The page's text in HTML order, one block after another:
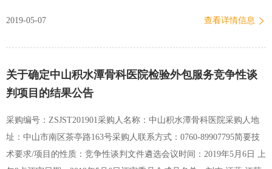
体。3、供应商不得为列入失信被执行人、重大税收违法案件当事人名
停业、投标资格被取消、财产被接管冻结破产状态。4、必须由法定代
表人或授权委托代理人参加招标。六、其他1、有兴趣的单位可到我部
门取得进一步的信息和查阅文件。2、可从2019年5月7日起至2019年5
月13日每天8:30—11：00, 13：30—16：00（工作日，北京时间）在北
京积水潭医院新街口院区资产管理处登记索取招标文件。领取地点：
北京市西城区新街口东街31号，北京积水潭医院中楼地下…
2019-05-07 查看详情信息
关于确定中山积水潭骨科医院检验外包服务竞争性谈
判项目的结果公告
采购编号：ZSJST201901采购人名称：中山积水潭骨科医院采购人地
址：中山市南区茶亭路163号采购人联系方式：0760-89907795简要技
术要求/项目的性质：竞争性谈判文件遴选会议时间：2019年5月6日 上